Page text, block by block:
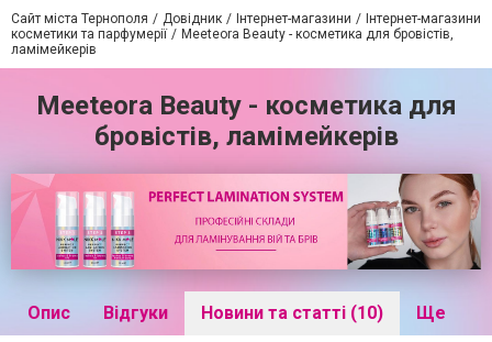
Сайт міста Тернополя Довідник Інтернет-магазини
Інтернет-магазини
косметики та парфумерії
Meeteora Beauty - косметика для бровістів,
ламімейкерів
Meeteora Beauty - косметика для
бровістів, ламімейкерів
Опис Відгуки Новини та статті (10) Ще